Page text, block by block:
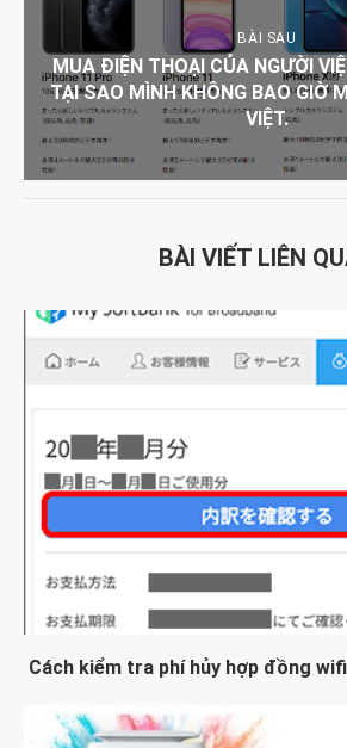
BÀI SAU
MUA ĐIỆN THOẠI CỦA NGƯỜI
TẠI SAO MÌNH KHÔNG BAO GIỜ
VIỆT.
BÀI VIẾT LIÊN
Cách kiểm tra phí hủy hợp đồng